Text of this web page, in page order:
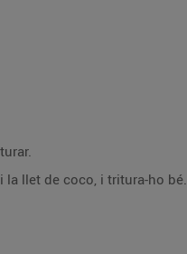
llet de coco, i tritura-ho bé.